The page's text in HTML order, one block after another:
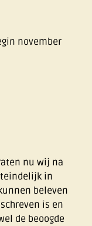
november
nu wij na
in
beleven
is en
de beoogde